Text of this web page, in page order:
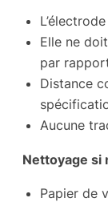
Elle ne
par
Distance
Aucune
Nettoyage si
Papier de